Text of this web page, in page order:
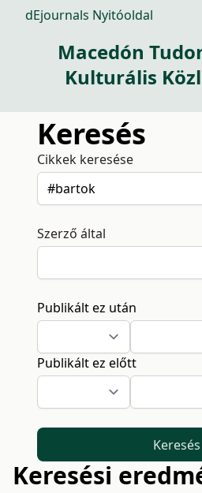
dEjournals Nyitóoldal
Macedón
Kulturális
Keresés
Cikkek keresése
Szerző által
Publikált ez után
Publikált ez előtt
Keresés
Keresési